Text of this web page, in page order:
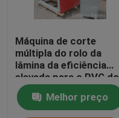
Máquina de corte
múltipla do rolo da
lâmina da eficiência
elevada para o PVC do
couro genuíno
Melhor preço